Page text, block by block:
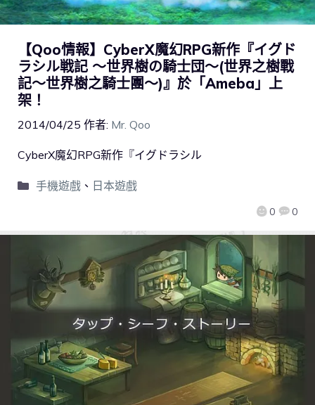
【Qoo情報】CyberX魔幻RPG新作『イグド
ラシル戦記 ～世界樹の騎士団～(世界之樹戰
記～世界樹之騎士團～)』於「Ameba」上
架！
2014/04/25 作者: Mr. Qoo
0 0
CyberX魔幻RPG新作『イグドラシル
手機遊戲、 日本遊戲